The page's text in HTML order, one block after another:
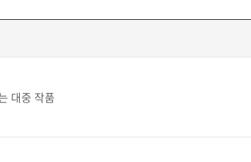
대중 작품